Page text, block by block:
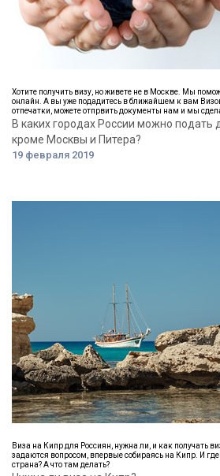
Хотите получить визу, но живете не в Москве. Мы
онлайн. А вы уже подадитесь в ближайшем к вам
отпечатки, можете отпрвить документы нам и мы
В каких городах России можно подать
кроме Москвы и Питера?
19 февраля 2019
Виза на Кипр для Россиян, нужна ли, и как получать
задаются вопросом, впервые собираясь на Кипр. И
страна? А что там делать?